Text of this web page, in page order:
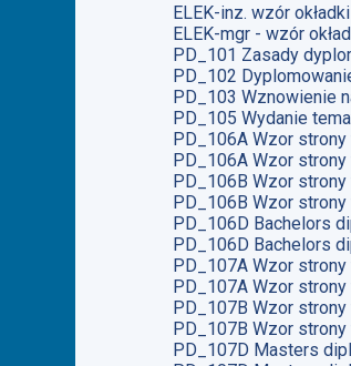
ELEK-inz. wzór
ELEK-mgr - wzór
PD_101 Zasady
PD_102
PD_103 Wznowienie
PD_105 Wydanie
PD_106A Wzor
PD_106A Wzor
PD_106B Wzor
PD_106B Wzor
PD_106D Bachelors
PD_106D Bachelors
PD_107A Wzor
PD_107A Wzor
PD_107B Wzor
PD_107B Wzor
PD_107D Masters